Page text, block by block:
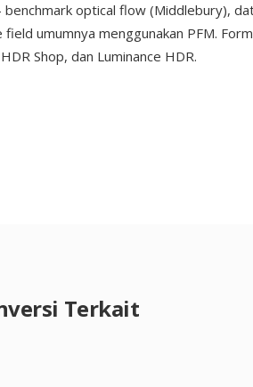
optical flow (Middlebury),
umumnya menggunakan PFM.
Shop, dan Luminance HDR.
Terkait